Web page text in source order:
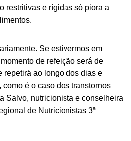
restritivas e rígidas só piora a
Se estivermos em
de refeição será de
repetirá ao longo dos dias e
como é o caso dos transtornos
Salvo, nutricionista e conselheira
de Nutricionistas 3ª